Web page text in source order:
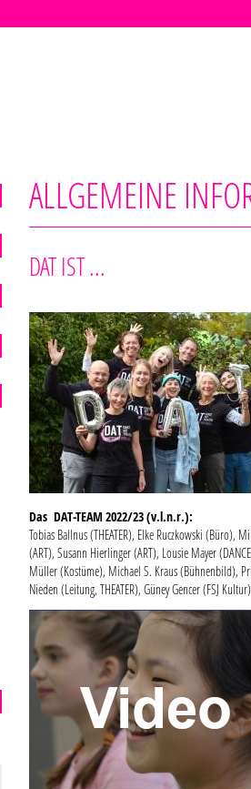
ALLGEMEINE
DAT IST ...
Das DAT-TEAM 2022/23 (v.l.n.r.):
Tobias Ballnus (THEATER), Elke Ruczkowski (Büro),
(ART), Susann Hierlinger (ART), Lousie Mayer
Müller (Kostüme), Michael S. Kraus (Bühnenbild),
Nieden (Leitung, THEATER), Güney Gencer (FSJ